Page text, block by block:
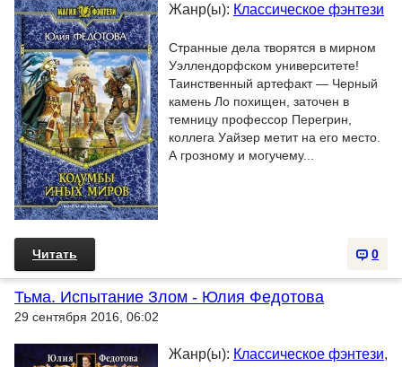
Жанр(ы): Классическое фэнтези
Странные дела творятся в мирном
Уэллендорфском университете!
Таинственный артефакт — Черный
камень Ло похищен, заточен в
темницу профессор Перегрин,
коллега Уайзер метит на его место.
А грозному и могучему...
0
Читать
Тьма. Испытание Злом - Юлия Федотова
29 сентября 2016, 06:02
Жанр(ы): Классическое фэнтези,